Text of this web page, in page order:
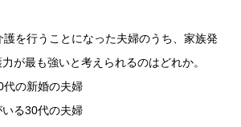
を行うことになった夫婦のうち、家族発
が最も強いと考えられるのはどれか。
代の新婚の夫婦
る30代の夫婦